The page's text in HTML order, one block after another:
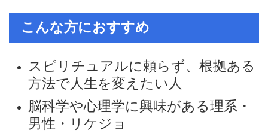
こんな方におすすめ
スピリチュアルに頼らず、根拠ある
方法で人生を変えたい人
脳科学や心理学に興味がある理系・
男性・リケジョ